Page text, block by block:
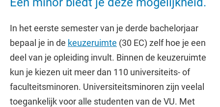
In het eerste semester van je derde bachelorjaar
bepaal je in de keuzeruimte (30 EC) zelf hoe je een
deel van je opleiding invult. Binnen de keuzeruimte
kun je kiezen uit meer dan 110 universiteits- of
faculteitsminoren. Universiteitsminoren zijn veelal
toegankelijk voor alle studenten van de VU. Met